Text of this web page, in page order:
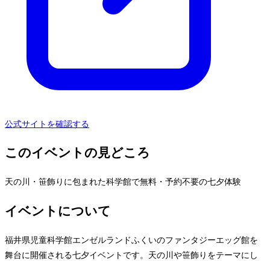
公式サイトを確認する
このイベントの見どころ
天の川・笹飾りに包まれた科学館で無料・予約不要の七夕体験
イベントについて
福井県児童科学館エンゼルランドふくいのファンタジーエッグ館を
舞台に開催される七夕イベントです。天の川や笹飾りをテーマにし